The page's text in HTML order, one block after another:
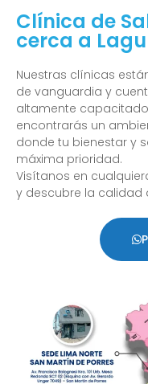
Clínica de
cerca a
Nuestras clínicas
de vanguardia y
altamente
encontrarás un
donde tu bienestar y
máxima prioridad.
Visítanos en
y descubre la calidad